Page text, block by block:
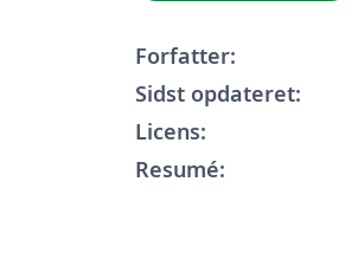
Forfatter:
Sidst opdateret:
Licens:
Resumé: